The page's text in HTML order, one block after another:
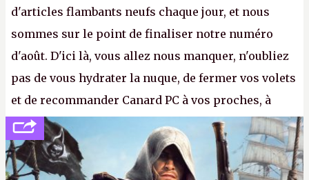
d'articles flambants neufs chaque jour, et nous
sommes sur le point de finaliser notre numéro
d'août. D'ici là, vous allez nous manquer, n'oubliez
pas de vous hydrater la nuque, de fermer vos volets
et de recommander Canard PC à vos proches, à
votre famille et aux inconnus que vous croisez
dans la rue. Bon été à tous ! –ER.